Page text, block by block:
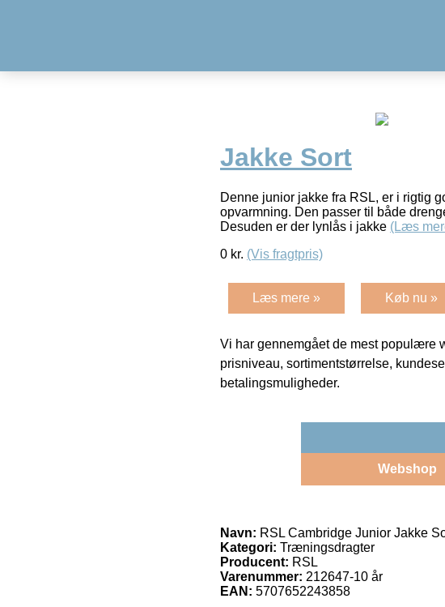
Jakke Sort
Denne junior jakke fra RSL, er i rigtig
opvarmning. Den passer til både
Desuden er der lynlås i jakke (Læs
0 kr. (Vis fragtpris)
Læs mere » Køb nu »
Vi har gennemgået de mest populære
prisniveau, sortimentstørrelse,
betalingsmuligheder.
Webshop
Navn: RSL Cambridge Junior Jakke
Kategori: Træningsdragter
Producent: RSL
Varenummer: 212647-10 år
EAN: 5707652243858